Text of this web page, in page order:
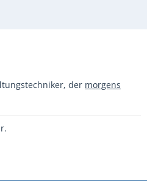
der morgens